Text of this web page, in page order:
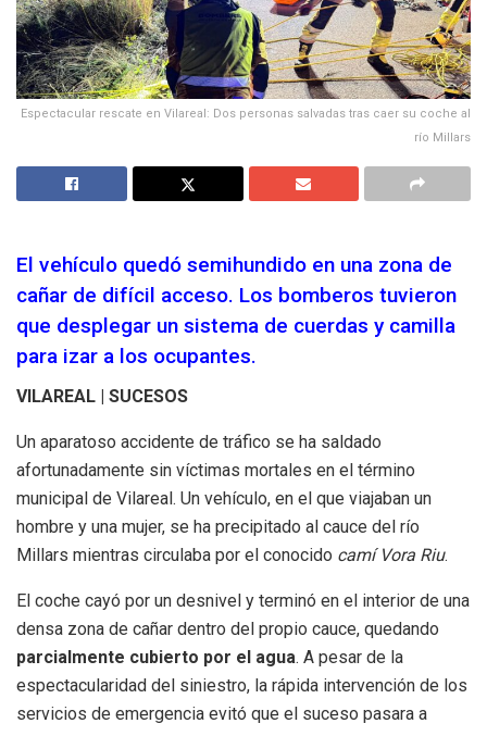
Espectacular rescate en Vilareal: Dos personas salvadas tras caer su coche al
río Millars
El vehículo quedó semihundido en una zona de
cañar de difícil acceso. Los bomberos tuvieron
que desplegar un sistema de cuerdas y camilla
para izar a los ocupantes.
VILAREAL | SUCESOS
Un aparatoso accidente de tráfico se ha saldado
afortunadamente sin víctimas mortales en el término
municipal de Vilareal. Un vehículo, en el que viajaban un
hombre y una mujer, se ha precipitado al cauce del río
Millars mientras circulaba por el conocido camí Vora Riu.
El coche cayó por un desnivel y terminó en el interior de una
densa zona de cañar dentro del propio cauce, quedando
parcialmente cubierto por el agua. A pesar de la
espectacularidad del siniestro, la rápida intervención de los
servicios de emergencia evitó que el suceso pasara a